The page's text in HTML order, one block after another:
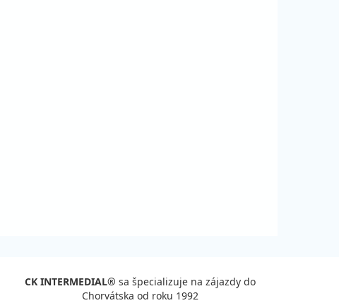
CK INTERMEDIAL® sa špecializuje na zájazdy do
Chorvátska od roku 1992